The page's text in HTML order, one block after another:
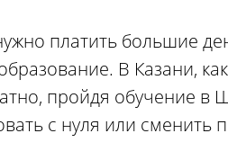
платить большие
В Казани,
пройдя обучение в
с нуля или сменить